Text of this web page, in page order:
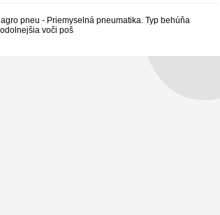
pneu - Priemyselná pneumatika. Typ behúňa
voči poš